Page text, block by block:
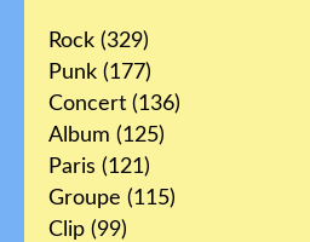
Rock (329)
Punk (177)
Concert (136)
Album (125)
Paris (121)
Groupe (115)
Clip (99)